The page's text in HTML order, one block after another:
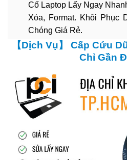
Cố Laptop Lấy Ngay
Xóa, Format. Khôi Phục
Chóng Giá Rẻ.
【Dịch Vụ】 Cấp Cứu
Chỉ Gần